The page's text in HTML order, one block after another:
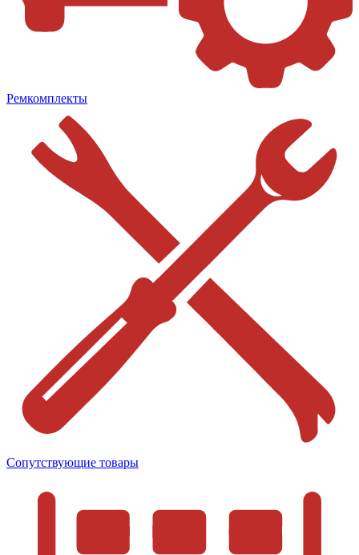
Ремкомплекты
Сопутствующие товары